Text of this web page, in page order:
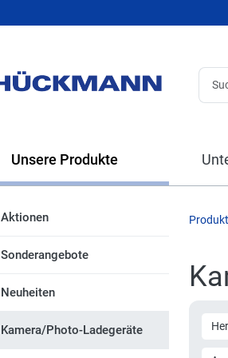
Unsere Produkte
Aktionen
Sonderangebote
Neuheiten
Kamera/Photo-Ladegeräte